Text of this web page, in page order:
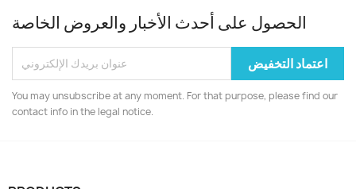
الحصول على أحدث الأخبار والعروض الخاصة
You may unsubscribe at any moment. For that purpose, please find our
contact info in the legal notice.